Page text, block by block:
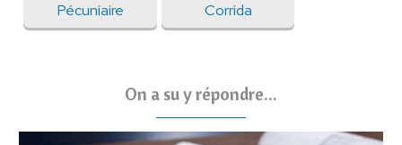
Pécuniaire Corrida
On a su y répondre...